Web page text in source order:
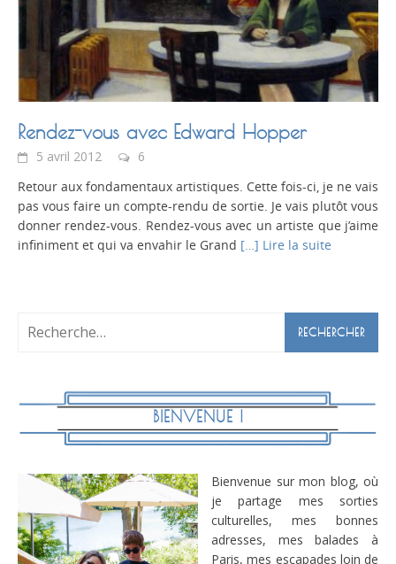
Rendez-vous avec Edward Hopper
5 avril 2012
6
Retour aux fondamentaux artistiques. Cette fois-ci, je ne vais
pas vous faire un compte-rendu de sortie. Je vais plutôt vous
donner rendez-vous. Rendez-vous avec un artiste que j’aime
infiniment et qui va envahir le Grand […] Lire la suite
Rechercher :
BIENVENUE !
Bienvenue sur mon blog, où
je partage mes sorties
culturelles, mes bonnes
adresses, mes balades à
Paris, mes escapades loin de